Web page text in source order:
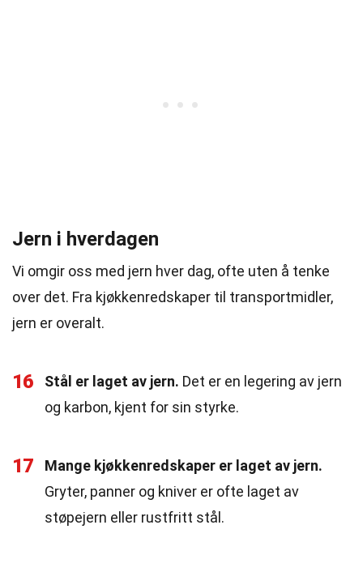
Jern i hverdagen
Vi omgir oss med jern hver dag, ofte uten å tenke
over det. Fra kjøkkenredskaper til transportmidler,
jern er overalt.
16 Stål er laget av jern. Det er en legering av jern
og karbon, kjent for sin styrke.
17
Mange kjøkkenredskaper er laget av jern.
Gryter, panner og kniver er ofte laget av
støpejern eller rustfritt stål.